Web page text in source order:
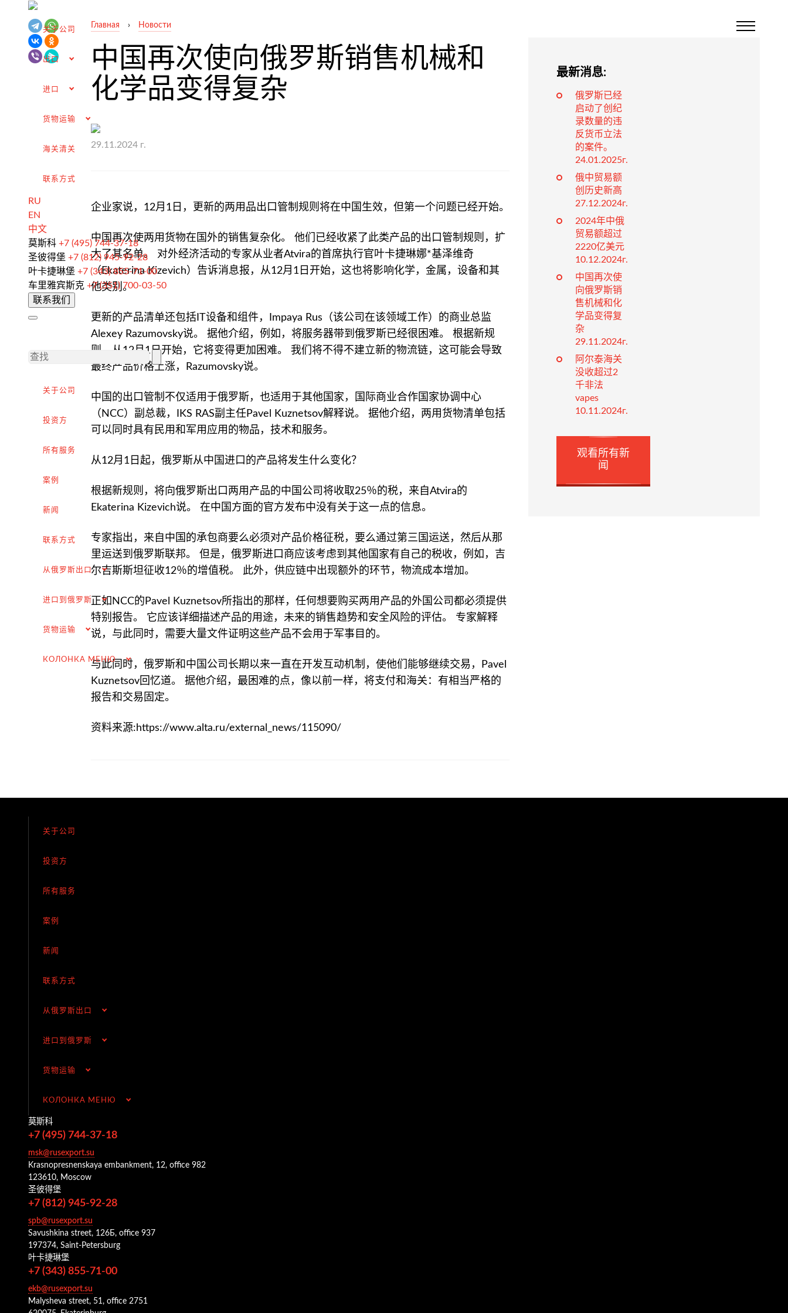
关于公司
出口
进口
货物运输
海关清关
联系方式
RU
EN
中文
莫斯科 +7 (495) 744-37-18
圣彼得堡 +7 (812) 945-92-28
叶卡捷琳堡 +7 (343) 855-71-00
车里雅宾斯克 +7 (351) 700-03-50
联系我们
关于公司
投资方
所有服务
案例
新闻
联系方式
从俄罗斯出口
进口到俄罗斯
货物运输
КОЛОНКА МЕНЮ
从俄罗斯出口
签订合同和谈判交付条款
海关清关和许可证
向外国客户供货
完成交易
在俄罗斯采购（为外国公司服务）
进口到俄罗斯
签订合同和谈判交付条款
海关清关和许可证
交付俄罗斯客户
选择国外供应商
在俄罗斯市场推广（为外国公司服务）
Доставка груза из Китая
铁路运输
空运
完整的物流解决方案
货物运输保险
Главная › Новости
中国再次使向俄罗斯销售机械和
化学品变得复杂
29.11.2024 г.
企业家说，12月1日，更新的两用品出口管制规则将在中国生效，但第一个问题已经开始。
中国再次使两用货物在国外的销售复杂化。 他们已经收紧了此类产品的出口管制规则，扩
大了其名单。 对外经济活动的专家从业者Atvira的首席执行官叶卡捷琳娜*基泽维奇
（Ekaterina Kizevich）告诉消息报，从12月1日开始，这也将影响化学，金属，设备和其
他类别。
更新的产品清单还包括IT设备和组件，Impaya Rus（该公司在该领域工作）的商业总监
Alexey Razumovsky说。 据他介绍，例如，将服务器带到俄罗斯已经很困难。 根据新规
则，从12月1日开始，它将变得更加困难。 我们将不得不建立新的物流链，这可能会导致
最终产品价格上涨，Razumovsky说。
中国的出口管制不仅适用于俄罗斯，也适用于其他国家，国际商业合作国家协调中心
（NCC）副总裁，IKS RAS副主任Pavel Kuznetsov解释说。 据他介绍，两用货物清单包括
可以同时具有民用和军用应用的物品，技术和服务。
从12月1日起，俄罗斯从中国进口的产品将发生什么变化？
根据新规则，将向俄罗斯出口两用产品的中国公司将收取25％的税，来自Atvira的
Ekaterina Kizevich说。 在中国方面的官方发布中没有关于这一点的信息。
专家指出，来自中国的承包商要么必须对产品价格征税，要么通过第三国运送，然后从那
里运送到俄罗斯联邦。 但是，俄罗斯进口商应该考虑到其他国家有自己的税收，例如，吉
尔吉斯斯坦征收12％的增值税。 此外，供应链中出现额外的环节，物流成本增加。
正如NCC的Pavel Kuznetsov所指出的那样，任何想要购买两用产品的外国公司都必须提供
特别报告。 它应该详细描述产品的用途，未来的销售趋势和安全风险的评估。 专家解释
说，与此同时，需要大量文件证明这些产品不会用于军事目的。
与此同时，俄罗斯和中国公司长期以来一直在开发互动机制，使他们能够继续交易，Pavel
Kuznetsov回忆道。 据他介绍，最困难的点，像以前一样，将支付和海关：有相当严格的
报告和交易固定。
资料来源:https://www.alta.ru/external_news/115090/
最新消息:
俄罗斯已经
启动了创纪
录数量的违
反货币立法
的案件。
24.01.2025г.
俄中贸易额
创历史新高
27.12.2024г.
2024年中俄
贸易额超过
2220亿美元
10.12.2024г.
中国再次使
向俄罗斯销
售机械和化
学品变得复
杂
29.11.2024г.
阿尔泰海关
没收超过2
千非法
vapes
10.11.2024г.
观看所有新
闻
关于公司
投资方
所有服务
案例
新闻
联系方式
从俄罗斯出口
进口到俄罗斯
货物运输
КОЛОНКА МЕНЮ
莫斯科
+7 (495) 744-37-18
msk@rusexport.su
Krasnopresnenskaya embankment, 12, office 982
123610, Moscow
圣彼得堡
+7 (812) 945-92-28
spb@rusexport.su
Savushkina street, 126Б, office 937
197374, Saint-Petersburg
叶卡捷琳堡
+7 (343) 855-71-00
ekb@rusexport.su
Malysheva street, 51, office 2751